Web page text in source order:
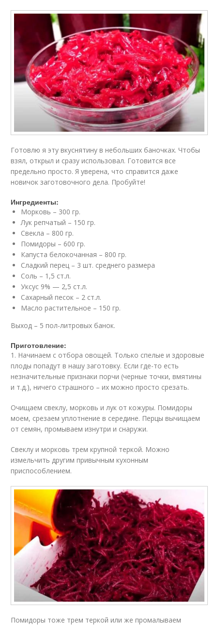
Готовлю я эту вкуснятину в небольших баночках. Чтобы
взял, открыл и сразу использовал. Готовится все
предельно просто. Я уверена, что справится даже
новичок заготовочного дела. Пробуйте!
Ингредиенты:
Морковь – 300 гр.
Лук репчатый – 150 гр.
Свекла – 800 гр.
Помидоры – 600 гр.
Капуста белокочанная – 800 гр.
Сладкий перец – 3 шт. среднего размера
Соль – 1,5 ст.л.
Уксус 9% — 2,5 ст.л.
Сахарный песок – 2 ст.л.
Масло растительное – 150 гр.
Выход – 5 пол-литровых банок.
Приготовление:
1. Начинаем с отбора овощей. Только спелые и здоровые
плоды попадут в нашу заготовку. Если где-то есть
незначительные признаки порчи (черные точки, вмятины
и т.д.), ничего страшного – их можно просто срезать.
Очищаем свеклу, морковь и лук от кожуры. Помидоры
моем, срезаем уплотнение в середине. Перцы вычищаем
от семян, промываем изнутри и снаружи.
Свеклу и морковь трем крупной теркой. Можно
измельчить другим привычным кухонным
приспособлением.
Помидоры тоже трем теркой или же промалываем